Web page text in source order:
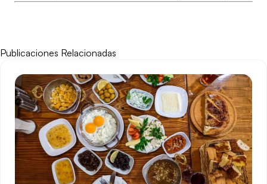
Publicaciones Relacionadas